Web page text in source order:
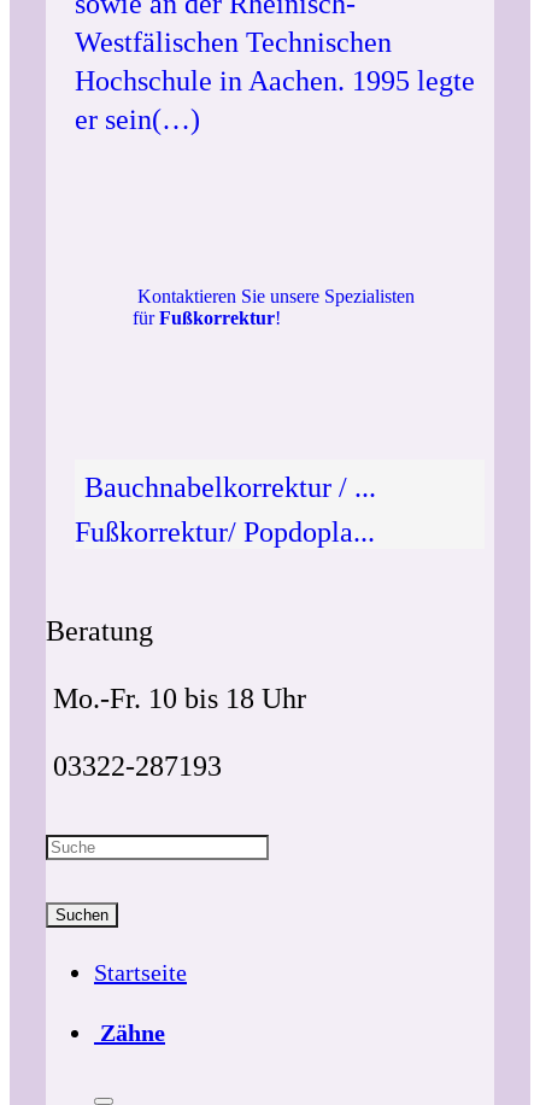
Westfälischen Technischen
Hochschule in Aachen. 1995 legte
er sein(…)
Kontaktieren Sie unsere Spezialisten
fürFußkorrektur!
Bauchnabelkorrektur / ...
Fußkorrektur/ Popdopla...
Beratung
Mo.-Fr. 10 bis 18 Uhr
03322-287193
Suchen
Startseite
Zähne